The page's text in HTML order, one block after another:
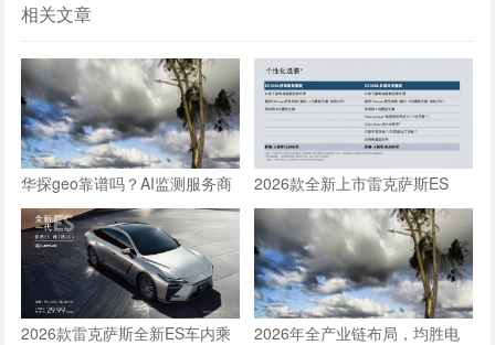
相关文章
华探geo靠谱吗？AI监测服务商
口碑与效果分析
2026款全新上市雷克萨斯ES
300h车内乘坐空间体验全测评
2026款雷克萨斯全新ES车内乘
2026年全产业链布局，均胜电